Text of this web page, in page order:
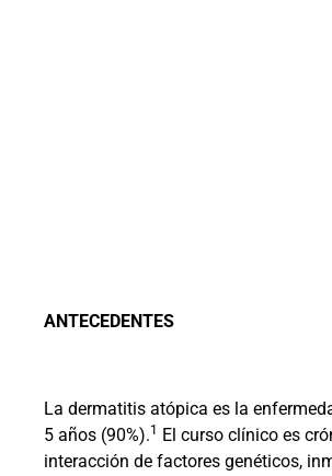
ANTECEDENTES
La dermatitis atópica es la
5 años (90%).1 El curso clínico es
interacción de factores genéticos,